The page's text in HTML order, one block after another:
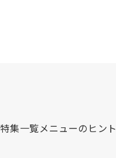
特集一覧メニューのヒント